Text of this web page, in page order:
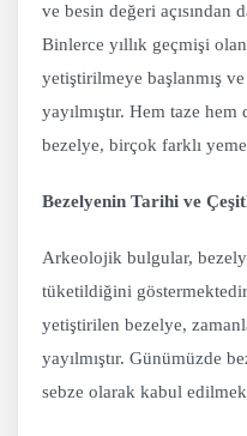
ve besin değeri açısından
Binlerce yıllık geçmişi
yetiştirilmeye başlanmış
yayılmıştır. Hem taze
bezelye, birçok farklı
Bezelyenin Tarihi ve
Arkeolojik bulgular,
tüketildiğini
yetiştirilen bezelye,
yayılmıştır. Günümüzde
sebze olarak kabul